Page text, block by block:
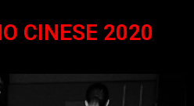
CINESE 2020